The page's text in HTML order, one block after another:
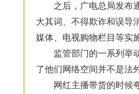
之后，广电总局发布通
大其词、不得欺诈和误导
媒体、电视购物栏目等实
监管部门的一系列举动
了他们网络空间并不是法
网红主播带货的时候夸